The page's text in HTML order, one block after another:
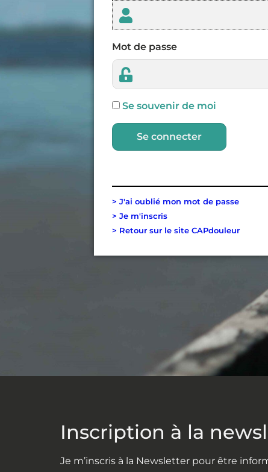
Mot de passe
Se souvenir de moi
Se connecter
> J'ai oublié mon mot de passe
> Je m'inscris
> Retour sur le site CAPdouleur
Inscription à la
Je m’inscris à la Newsletter pour être